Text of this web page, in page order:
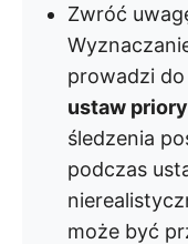
Zwróć
prowadzi
ustaw
śledzenia
podczas
może być